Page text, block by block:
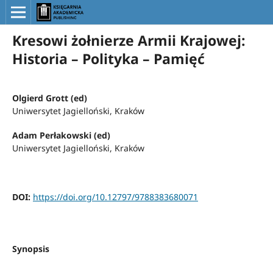
Kresowi żołnierze Armii Krajowej:
Historia – Polityka – Pamięć
Olgierd Grott (ed)
Uniwersytet Jagielloński, Kraków
Adam Perłakowski (ed)
Uniwersytet Jagielloński, Kraków
DOI: https://doi.org/10.12797/9788383680071
Synopsis